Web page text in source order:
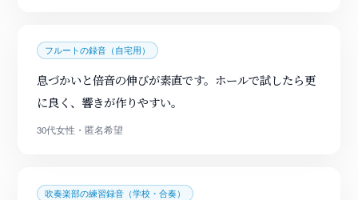
フルートの録音（自宅用）
息づかいと倍音の伸びが素直です。ホールで試したら更
に良く、響きが作りやすい。
30代女性・匿名希望
吹奏楽部の練習録音（学校・合奏）